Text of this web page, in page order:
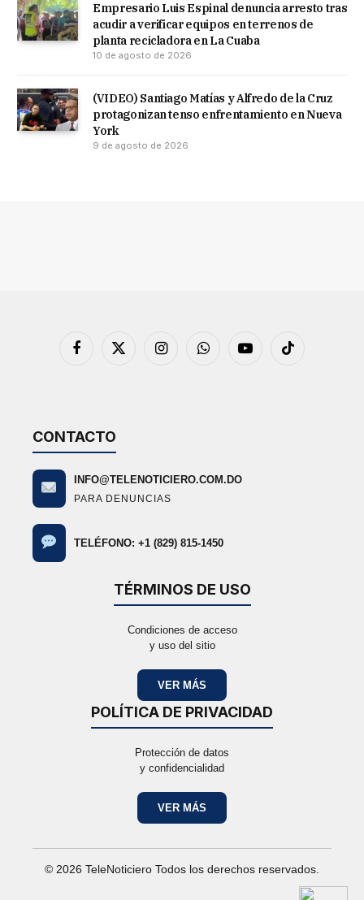
Empresario Luis Espinal denuncia arresto tras
acudir a verificar equipos en terrenos de
planta recicladora en La Cuaba
10 de agosto de 2026
(VIDEO) Santiago Matías y Alfredo de la Cruz
protagonizan tenso enfrentamiento en Nueva
York
9 de agosto de 2026
Facebook
X
InstagramWhatsAppYouTubeTikTok
CONTACTO
INFO@TELENOTICIERO.COM.DO
PARA DENUNCIAS
TELÉFONO: +1 (829) 815-1450
TÉRMINOS DE USO
Condiciones de acceso
y uso del sitio
VER MÁS
POLÍTICA DE PRIVACIDAD
Protección de datos
y confidencialidad
VER MÁS
© 2026 TeleNoticiero Todos los derechos reservados.